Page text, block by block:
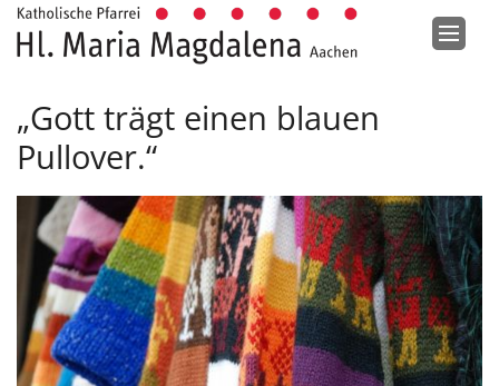
Zum Inhalt springen
„Gott trägt einen blauen
Pullover.“